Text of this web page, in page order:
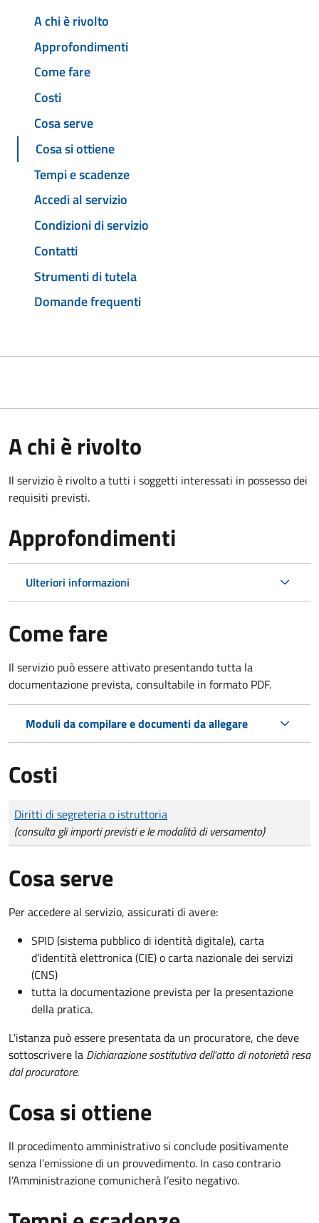
A chi è rivolto
Approfondimenti
Come fare
Costi
Cosa serve
Cosa si ottiene
Tempi e scadenze
Accedi al servizio
Condizioni di servizio
Contatti
Strumenti di tutela
Domande frequenti
A chi è rivolto
Il servizio è rivolto a tutti i soggetti interessati in possesso dei
requisiti previsti.
Approfondimenti
Ulteriori informazioni
Come fare
Il servizio può essere attivato presentando tutta la
documentazione prevista, consultabile in formato PDF.
Moduli da compilare e documenti da allegare
Costi
Tipo di pagamento
Importo
Diritti di segreteria o istruttoria
(consulta gli importi previsti e le modalità di versamento)
Cosa serve
Per accedere al servizio, assicurati di avere:
SPID (sistema pubblico di identità digitale), carta
d’identità elettronica (CIE) o carta nazionale dei servizi
(CNS)
tutta la documentazione prevista per la presentazione
della pratica.
L'istanza può essere presentata da un procuratore, che deve
sottoscrivere la Dichiarazione sostitutiva dell'atto di notorietà resa
dal procuratore.
Cosa si ottiene
Il procedimento amministrativo si conclude positivamente
senza l’emissione di un provvedimento. In caso contrario
l’Amministrazione comunicherà l’esito negativo.